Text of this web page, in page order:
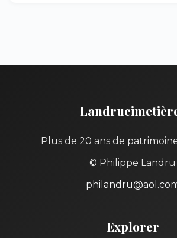
Plus de 20 ans de
© Philippe Landru
Explorer